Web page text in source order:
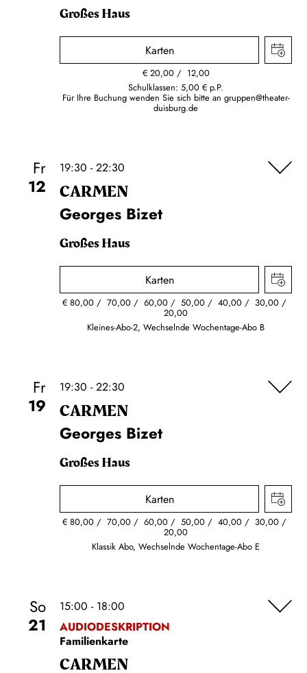
Großes Haus
Karten
€ 20,00
12,00
Schulklassen: 5,00 € p.P.
Für Ihre Buchung wenden Sie sich bitte an gruppen@theater-
duisburg.de
Fr
12
19:30 - 22:30
CARMEN
Georges Bizet
Großes Haus
Karten
€80,00 70,00 60,00 50,00 40,00 30,00
20,00
Kleines-Abo-2, Wechselnde Wochentage-Abo B
Fr
19
19:30 - 22:30
CARMEN
Georges Bizet
Großes Haus
Karten
€80,00 70,00 60,00 50,00 40,00 30,00
20,00
Klassik Abo, Wechselnde Wochentage-Abo E
So
21
15:00 - 18:00
AUDIODESKRIPTION
Familienkarte
CARMEN